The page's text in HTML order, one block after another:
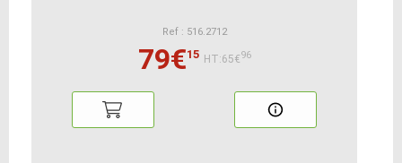
Ref : 516.2712
79€15 HT:65€96